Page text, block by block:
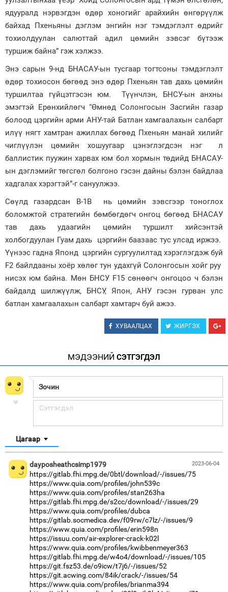
ядууралд нэрвэгдэн өдөр хоногийг арайхийн өнгөрүүлж
байхад Пхеньяны дэглэм энгийн нэг тэмдэглэлт өдрийг
тохиолдуулан салюттай адил цөмийн зэвсэг бүтээж
туршиж байна” гэж хэлжээ.
Энэ сарын 9-нд БНАСАУ-ын тусгаар тогтсоны тэмдэглэлт
өдөр тохиосон бөгөөд энэ өдөр Пхеньян тав дахь цөмийн
туршилтаа гүйцэтгэсэн юм. Түүнчлэн, БНСУ-ын анхны
эмэгтэй Ерөнхийлөгч “Өмнөд Солонгосын Засгийн газар
болоод цэргийн арми АНУ-тай Батлан хамгаалахын салбарт
илүү нягт хамтран ажиллах бөгөөд Пхеньян манай хилийг
чиглүүлэн цөмийн хошуугаар цэнэглэгдсэн нэг л
баллистик пуужин харвах юм бол хормын төдийд БНАСАУ-
ын дэглэмийг төгсгөл болгоно гэсэн дайны бэлэн байдлаа
хадгалах хэрэгтэй”-г сануулжээ.
Сөүлд газардсан B-1B нь цөмийн зэвсгээр тоноглох
боломжтой стратегийн бөмбөгдөгч онгоц бөгөөд БНАСАУ
тав дахь удаагийн цөмийн туршилт хийсэнтэй
холбогдуулан Гуам дахь цэргийн баазаас тус улсад иржээ.
Үүнээс гадна Японд цэргийн сургуулилтад хэрэглэгдэж буй
F2 байлдааны хоёр хөлөг тун удахгүй Солонгосын хойг руу
нисэх юм байна. Мөн БНСУ F15 сөнөөгч онгоцоо ч бэлэн
байдалд шилжүүлж, БНСУ, Япон, АНУ гэсэн гурван улс
батлан хамгаалахын салбарт хамтарч буй ажээ.
ХУВААЛЦАХ ЖИРГЭХ
МЭДЭЭНИЙ СЭТГЭГДЭЛ
Цагаар
2023-06-04
dayposheathcsimp1979
https://gitlab.fhi.mpg.de/0btl/download/-/issues/75
https://www.quia.com/profiles/john539c
https://www.quia.com/profiles/stan263ha
https://gitlab.fhi.mpg.de/s2cc/download/-/issues/29
https://www.quia.com/profiles/dubca
https://gitlab.socmedica.dev/f09rw/c7lz/-/issues/9
https://www.quia.com/profiles/erin598n
https://issuu.com/air-explorer-crack-k02l
https://www.quia.com/profiles/kwibbenmeyer363
https://gitlab.fhi.mpg.de/w4o4/download/-/issues/105
https://git.fsz53.de/o9icw/t7j6/-/issues/52
https://git.acwing.com/84ik/crack/-/issues/54
https://www.quia.com/profiles/brianma394